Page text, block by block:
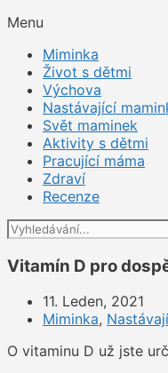
Menu
Miminka
Život s dětmi
Výchova
Nastávající
Svět maminek
Aktivity s dětmi
Pracující máma
Zdraví
Recenze
Vitamín D pro
11. Leden, 2021
Miminka,
O vitaminu D už jste